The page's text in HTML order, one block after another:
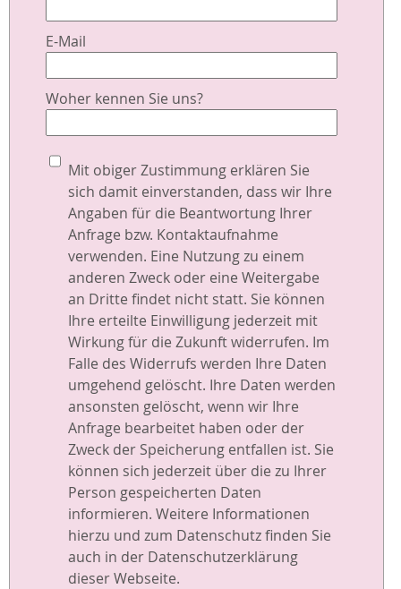
E-Mail
Woher kennen Sie uns?
Mit obiger Zustimmung erklären Sie
sich damit einverstanden, dass wir Ihre
Angaben für die Beantwortung Ihrer
Anfrage bzw. Kontaktaufnahme
verwenden. Eine Nutzung zu einem
anderen Zweck oder eine Weitergabe
an Dritte findet nicht statt. Sie können
Ihre erteilte Einwilligung jederzeit mit
Wirkung für die Zukunft widerrufen. Im
Falle des Widerrufs werden Ihre Daten
umgehend gelöscht. Ihre Daten werden
ansonsten gelöscht, wenn wir Ihre
Anfrage bearbeitet haben oder der
Zweck der Speicherung entfallen ist. Sie
können sich jederzeit über die zu Ihrer
Person gespeicherten Daten
informieren. Weitere Informationen
hierzu und zum Datenschutz finden Sie
auch in der Datenschutzerklärung
dieser Webseite.